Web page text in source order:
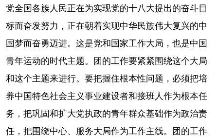
党全国各族人民正在为实现党的十八大提出的奋斗目
标而奋发努力，正在朝着实现中华民族伟大复兴的中
国梦而奋勇迈进。这是党和国家工作大局，也是中国
青年运动的时代主题。团的工作要紧紧围绕这个大局
和这个主题来进行。要把握住根本性问题，必须把培
养中国特色社会主义事业建设者和接班人作为根本任
务，把巩固和扩大党执政的青年群众基础作为政治责
任，把围绕中心、服务大局作为工作主线。团的工作